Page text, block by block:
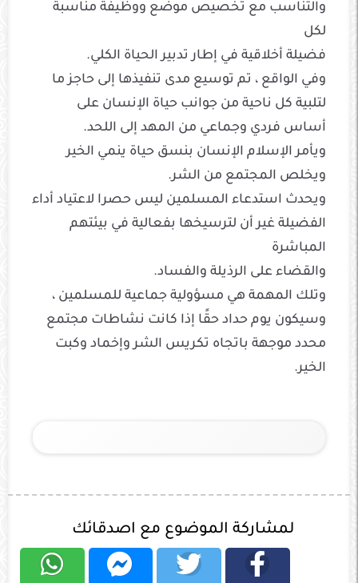
والتناسب مع تخصيص موضع ووظيفة مناسبة
لكل
فضيلة أخلاقية في إطار تدبير الحياة الكلي.
وفي الواقع ، تم توسيع مدى تنفيذها إلى حاجز ما
لتلبية كل ناحية من جوانب حياة الإنسان على
أساس فردي وجماعي من المهد إلى اللحد.
ويأمر الإسلام الإنسان بنسق حياة ينمي الخير
ويخلص المجتمع من الشر.
ويحدث استدعاء المسلمين ليس حصرا لاعتياد أداء
الفضيلة غير أن لترسيخها بفعالية في بيئتهم
المباشرة
والقضاء على الرذيلة والفساد.
وتلك المهمة هي مسؤولية جماعية للمسلمين ،
وسيكون يوم حداد حقًا إذا كانت نشاطات مجتمع
محدد موجهة باتجاه تكريس الشر وإخماد وكبت
الخير.
لمشاركة الموضوع مع اصدقائك